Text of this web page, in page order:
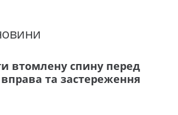
втомлену спину перед
та застереження